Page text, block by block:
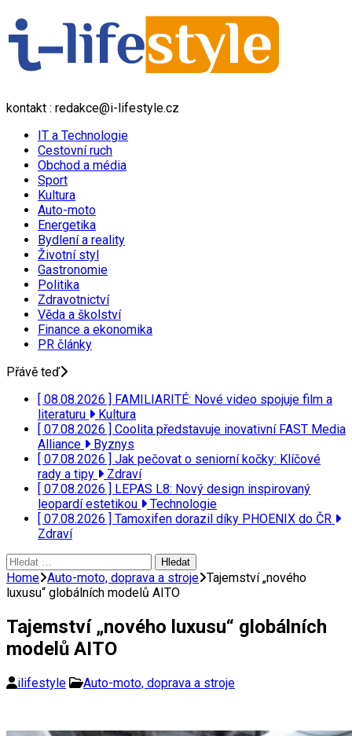
kontakt : redakce@i-lifestyle.cz
IT a Technologie
Cestovní ruch
Obchod a média
Sport
Kultura
Auto-moto
Energetika
Bydlení a reality
Životní styl
Gastronomie
Politika
Zdravotnictví
Věda a školství
Finance a ekonomika
PR články
Přávě teď
[ 08.08.2026 ] FAMILIARITÉ: Nové video spojuje film a
literaturu
Kultura
[ 07.08.2026 ] Coolita představuje inovativní FAST Media
Alliance
Byznys
[ 07.08.2026 ] Jak pečovat o seniorní kočky: Klíčové
rady a tipy
Zdraví
[ 07.08.2026 ] LEPAS L8: Nový design inspirovaný
leopardí estetikou
Technologie
[ 07.08.2026 ] Tamoxifen dorazil díky PHOENIX do ČR
Zdraví
Vyhledávání
Home Auto-moto, doprava a stroje Tajemství „nového
luxusu“ globálních modelů AITO
Tajemství „nového luxusu“ globálních
modelů AITO
ilifestyle Auto-moto, doprava a stroje